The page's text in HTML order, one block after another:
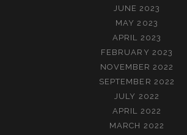
JUNE 2023
MAY 2023
APRIL 2023
FEBRUARY 2023
NOVEMBER 2022
SEPTEMBER 2022
JULY 2022
APRIL 2022
MARCH 2022